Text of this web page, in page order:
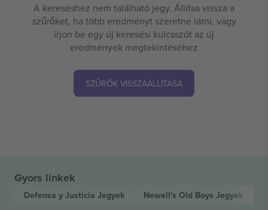
A kereséshez nem található jegy. Állítsa vissza a
szűrőket, ha több eredményt szeretne látni, vagy
írjon be egy új keresési kulcsszót az új
eredmények megtekintéséhez
SZŰRŐK VISSZAÁLLÍTÁSA
Gyors linkek
Defensa y Justicia Jegyek Newell's Old Boys Jegyek